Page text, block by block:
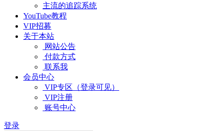
主流的追踪系统
YouTube教程
VIP招募
关于本站
网站公告
付款方式
联系我
会员中心
VIP专区（登录可见）
VIP注册
账号中心
登录